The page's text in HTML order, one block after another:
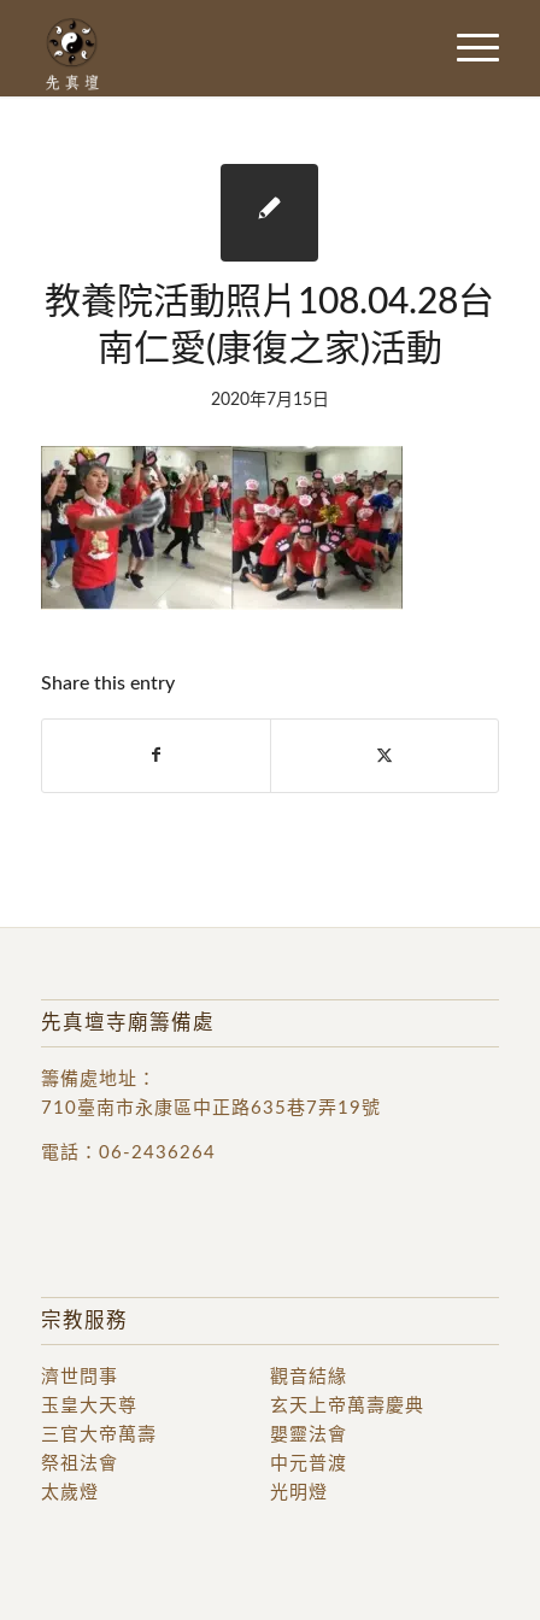
教養院活動照片108.04.28台
南仁愛(康復之家)活動
2020年7月15日
Share this entry
先真壇寺廟籌備處
籌備處地址 ：
710臺南市永康區中正路635巷7弄19號
電話： 06-2436264
宗教服務
濟世問事
觀音結緣
玉皇大天尊
三官大帝萬壽
玄天上帝萬壽慶典
嬰靈法會
祭祖法會
中元普渡
太歲燈
光明燈